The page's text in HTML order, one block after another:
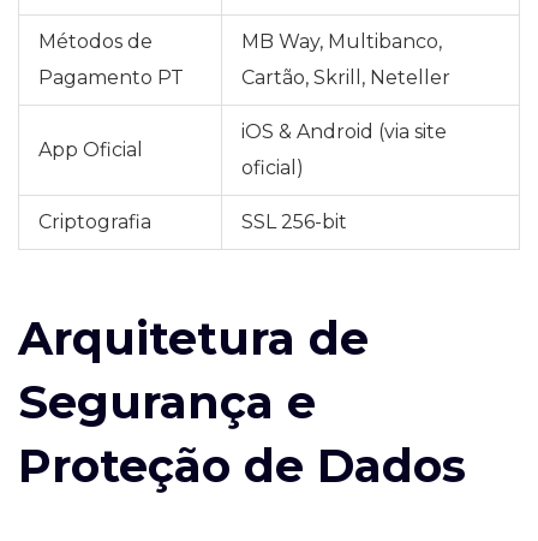
Métodos de
Pagamento PT
MB Way, Multibanco,
Cartão, Skrill, Neteller
App Oficial
iOS & Android (via site
oficial)
Criptografia SSL 256-bit
Arquitetura de
Segurança e
Proteção de Dados